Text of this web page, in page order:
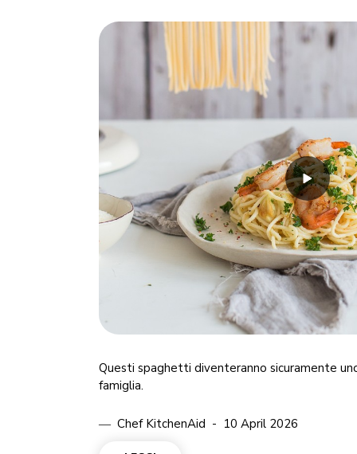
Questi spaghetti diventeranno sicuramente
famiglia.
Chef KitchenAid 10 April 2026